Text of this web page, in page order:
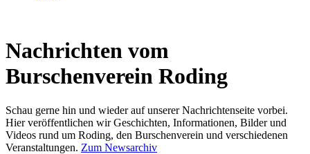
Nachrichten vom
Burschenverein Roding
Schau gerne hin und wieder auf unserer Nachrichtenseite vorbei.
Hier veröffentlichen wir Geschichten, Informationen, Bilder und
Videos rund um Roding, den Burschenverein und verschiedenen
Veranstaltungen. Zum Newsarchiv